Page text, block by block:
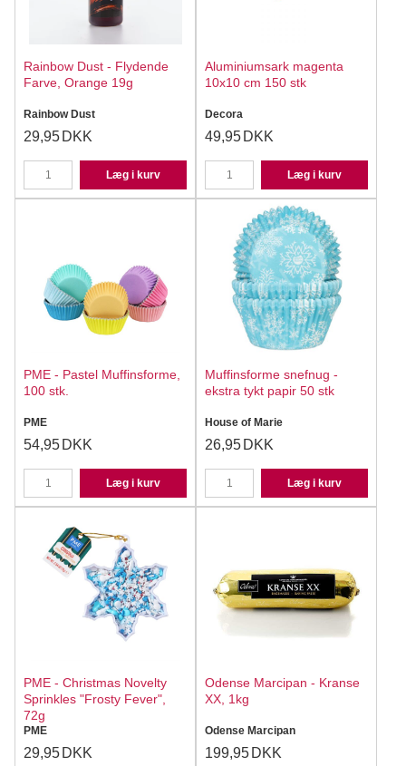
Rainbow Dust - Flydende
Farve, Orange 19g
Rainbow Dust
29,95 DKK
Læg i kurv
Aluminiumsark magenta
10x10 cm 150 stk
Decora
49,95 DKK
Læg i kurv
PME - Pastel Muffinsforme,
100 stk.
PME
54,95 DKK
Læg i kurv
Muffinsforme snefnug -
ekstra tykt papir 50 stk
House of Marie
26,95 DKK
Læg i kurv
PME - Christmas Novelty
Sprinkles "Frosty Fever",
72g
PME
29,95 DKK
Odense Marcipan - Kranse
XX, 1kg
Odense Marcipan
199,95 DKK